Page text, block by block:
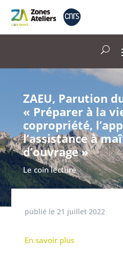
ZAEU, Parution
« Préparer à la
copropriété,
l’assistance à
d’ouvrage »
Le coin lecture
publié le 21 juillet 2022
En savoir plus